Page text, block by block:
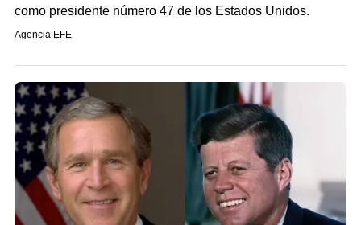
como presidente número 47 de los Estados Unidos.
Agencia EFE